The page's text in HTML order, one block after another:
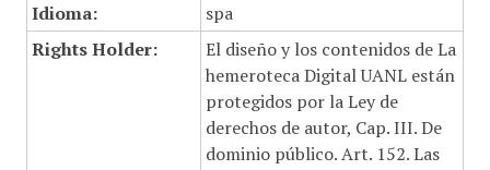
Idioma:
spa
Rights Holder:
El diseño y los contenidos de La
hemeroteca Digital UANL están
protegidos por la Ley de
derechos de autor, Cap. III. De
dominio público. Art. 152. Las